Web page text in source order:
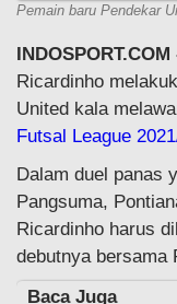
Pemain baru Pendekar
INDOSPORT.COM
Ricardinho
United kala
Futsal League
Dalam duel panas
Pangsuma,
Ricardinho harus
debutnya bersama
Baca Juga